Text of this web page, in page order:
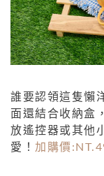
誰要認領這隻懶
面還結合收納盒
放遙控器或其他
愛！ 加購價